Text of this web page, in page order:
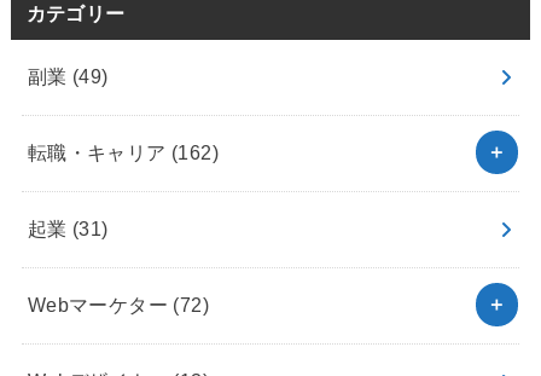
カテゴリー
副業 (49)
転職・キャリア (162)
起業 (31)
Webマーケター (72)